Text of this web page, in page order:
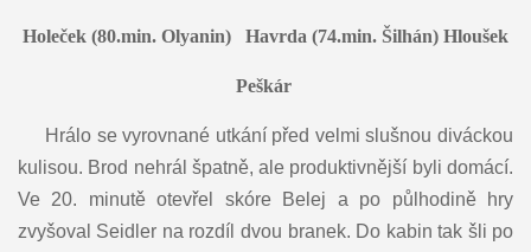
Holeček (80.min. Olyanin) Havrda (74.min. Šilhán) Hloušek
Peškár
Hrálo se vyrovnané utkání před velmi slušnou diváckou
kulisou. Brod nehrál špatně, ale produktivnější byli domácí.
Ve 20. minutě otevřel skóre Belej a po půlhodině hry
zvyšoval Seidler na rozdíl dvou branek. Do kabin tak šli po